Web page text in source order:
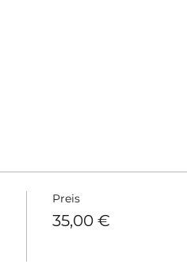
Preis
35,00 €